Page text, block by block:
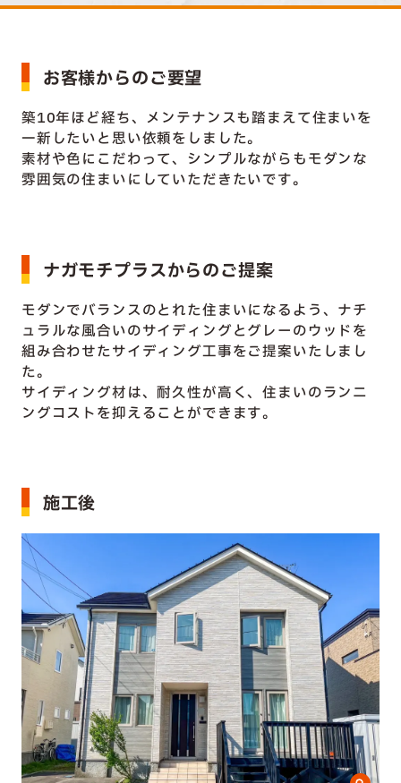
お客様からのご要望
築10年ほど経ち、メンテナンスも踏まえて住まいを
一新したいと思い依頼をしました。
素材や色にこだわって、シンプルながらもモダンな
雰囲気の住まいにしていただきたいです。
ナガモチプラスからのご提案
モダンでバランスのとれた住まいになるよう、ナチ
ュラルな風合いのサイディングとグレーのウッドを
組み合わせたサイディング工事をご提案いたしまし
た。
サイディング材は、耐久性が高く、住まいのランニ
ングコストを抑えることができます。
施工後